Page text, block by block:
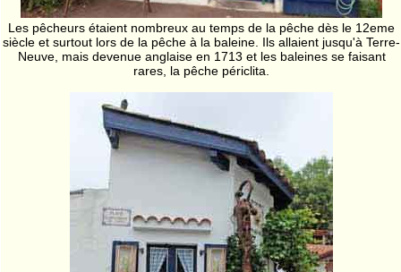
Les pêcheurs étaient nombreux au temps de la pêche dès le 12eme
siècle et surtout lors de la pêche à la baleine. Ils allaient jusqu'à Terre-
Neuve, mais devenue anglaise en 1713 et les baleines se faisant
rares, la pêche périclita.